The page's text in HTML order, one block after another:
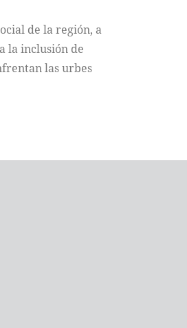
de la región, a
la inclusión de
las urbes